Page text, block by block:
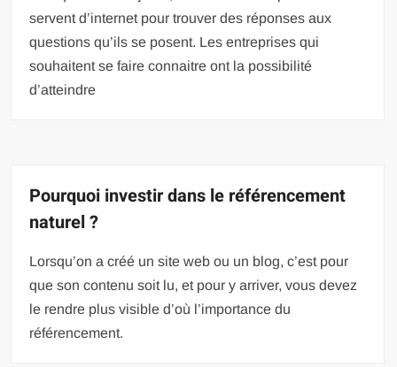
servent d’internet pour trouver des réponses aux
questions qu’ils se posent. Les entreprises qui
souhaitent se faire connaitre ont la possibilité
d’atteindre
Pourquoi investir dans le référencement
naturel ?
Lorsqu’on a créé un site web ou un blog, c’est pour
que son contenu soit lu, et pour y arriver, vous devez
le rendre plus visible d’où l’importance du
référencement.